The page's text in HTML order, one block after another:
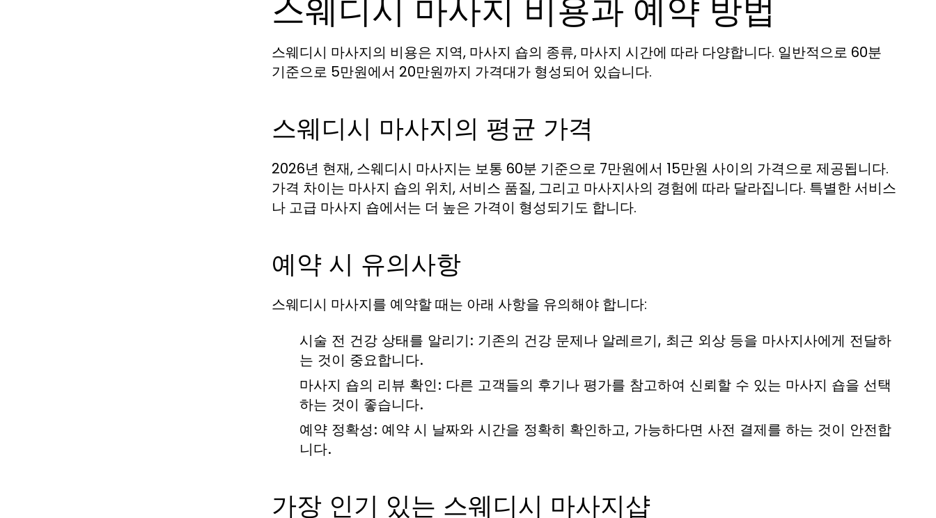
스웨디시 마사지 비용과 예약 방법
스웨디시 마사지의 비용은 지역, 마사지 숍의 종류, 마사지 시간에 따라 다양합니다. 일반적으로 60분
기준으로 5만원에서 20만원까지 가격대가 형성되어 있습니다.
스웨디시 마사지의 평균 가격
2026년 현재, 스웨디시 마사지는 보통 60분 기준으로 7만원에서 15만원 사이의 가격으로 제공됩니다.
가격 차이는 마사지 숍의 위치, 서비스 품질, 그리고 마사지사의 경험에 따라 달라집니다. 특별한 서비스
나 고급 마사지 숍에서는 더 높은 가격이 형성되기도 합니다.
예약 시 유의사항
스웨디시 마사지를 예약할 때는 아래 사항을 유의해야 합니다:
시술 전 건강 상태를 알리기: 기존의 건강 문제나 알레르기, 최근 외상 등을 마사지사에게 전달하
는 것이 중요합니다.
마사지 숍의 리뷰 확인: 다른 고객들의 후기나 평가를 참고하여 신뢰할 수 있는 마사지 숍을 선택
하는 것이 좋습니다.
예약 정확성: 예약 시 날짜와 시간을 정확히 확인하고, 가능하다면 사전 결제를 하는 것이 안전합
니다.
가장 인기 있는 스웨디시 마사지샵